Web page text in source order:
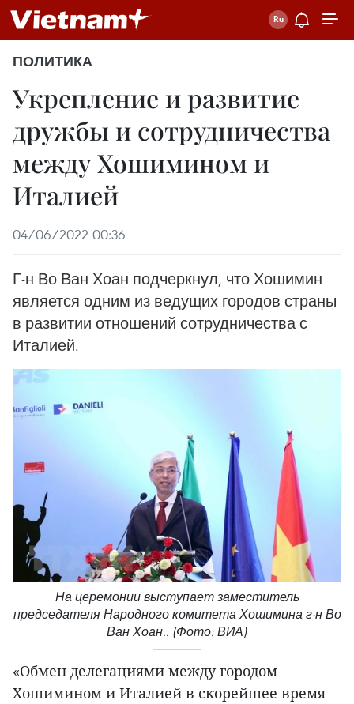
ПОЛИТИКА
Укрепление и развитие
дружбы и сотрудничества
между Хошимином и
Италией
04/06/2022 00:36
Г-н Во Ван Хоан подчеркнул, что Хошимин
является одним из ведущих городов страны
в развитии отношений сотрудничества с
Италией.
На церемонии выступает заместитель
председателя Народного комитета Хошимина г-н Во
Ван Хоан.. (Фото: ВИА)
«Обмен делегациями между городом
Хошимином и Италией в скорейшее время